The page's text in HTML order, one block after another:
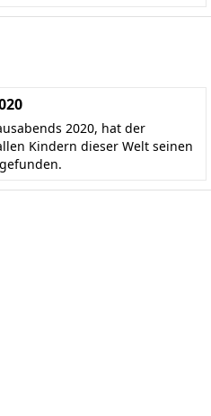
2020, hat der
Kindern dieser Welt seinen